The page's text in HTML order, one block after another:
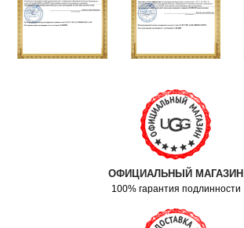
ОФИЦИАЛЬНЫЙ МАГАЗИН
100% гарантия подлинности